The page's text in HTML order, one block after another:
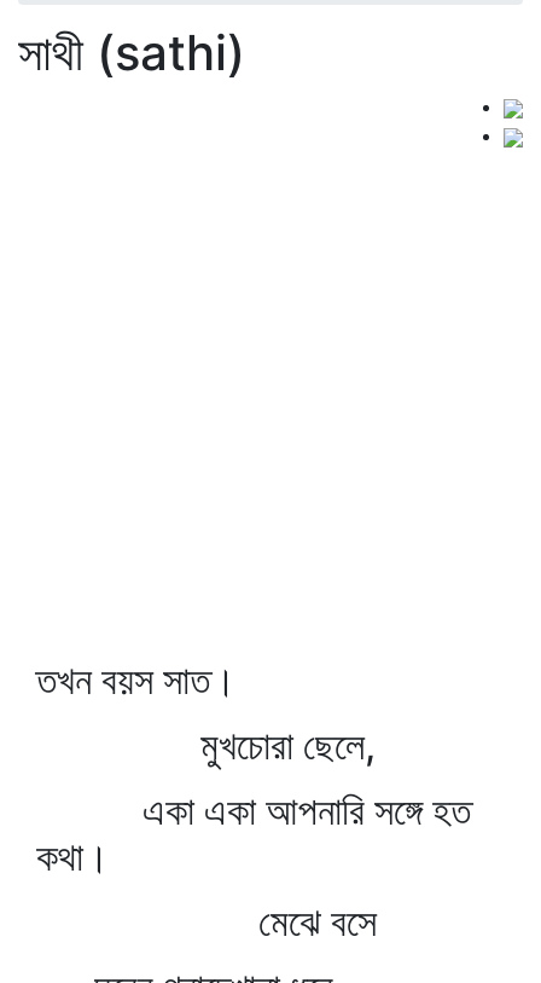
সাথী (sathi)
তখন বয়স সাত।
মুখচোরা ছেলে,
একা একা আপনারি সঙ্গে হত
কথা।
মেঝে বসে